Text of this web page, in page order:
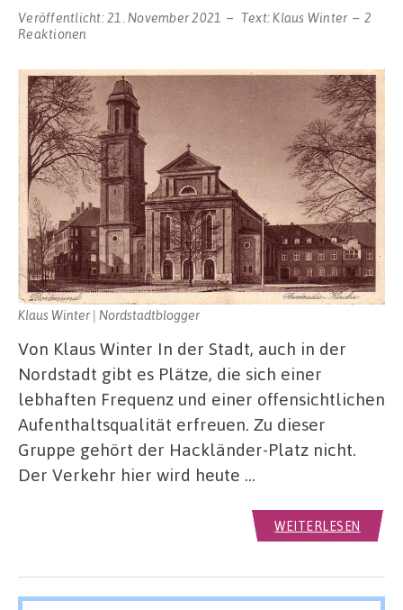
Veröffentlicht:21. November 2021 Text:Klaus Winter
2
Reaktionen
Klaus Winter | Nordstadtblogger
Von Klaus Winter In der Stadt, auch in der
Nordstadt gibt es Plätze, die sich einer
lebhaften Frequenz und einer offensichtlichen
Aufenthaltsqualität erfreuen. Zu dieser
Gruppe gehört der Hackländer-Platz nicht.
Der Verkehr hier wird heute …
WEITERLESEN